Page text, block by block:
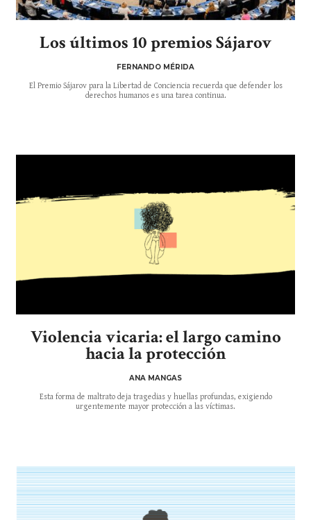
Los últimos 10 premios Sájarov
FERNANDO MÉRIDA
El Premio Sájarov para la Libertad de Conciencia recuerda que defender los
derechos humanos es una tarea continua.
Violencia vicaria: el largo camino
hacia la protección
ANA MANGAS
Esta forma de maltrato deja tragedias y huellas profundas, exigiendo
urgentemente mayor protección a las víctimas.